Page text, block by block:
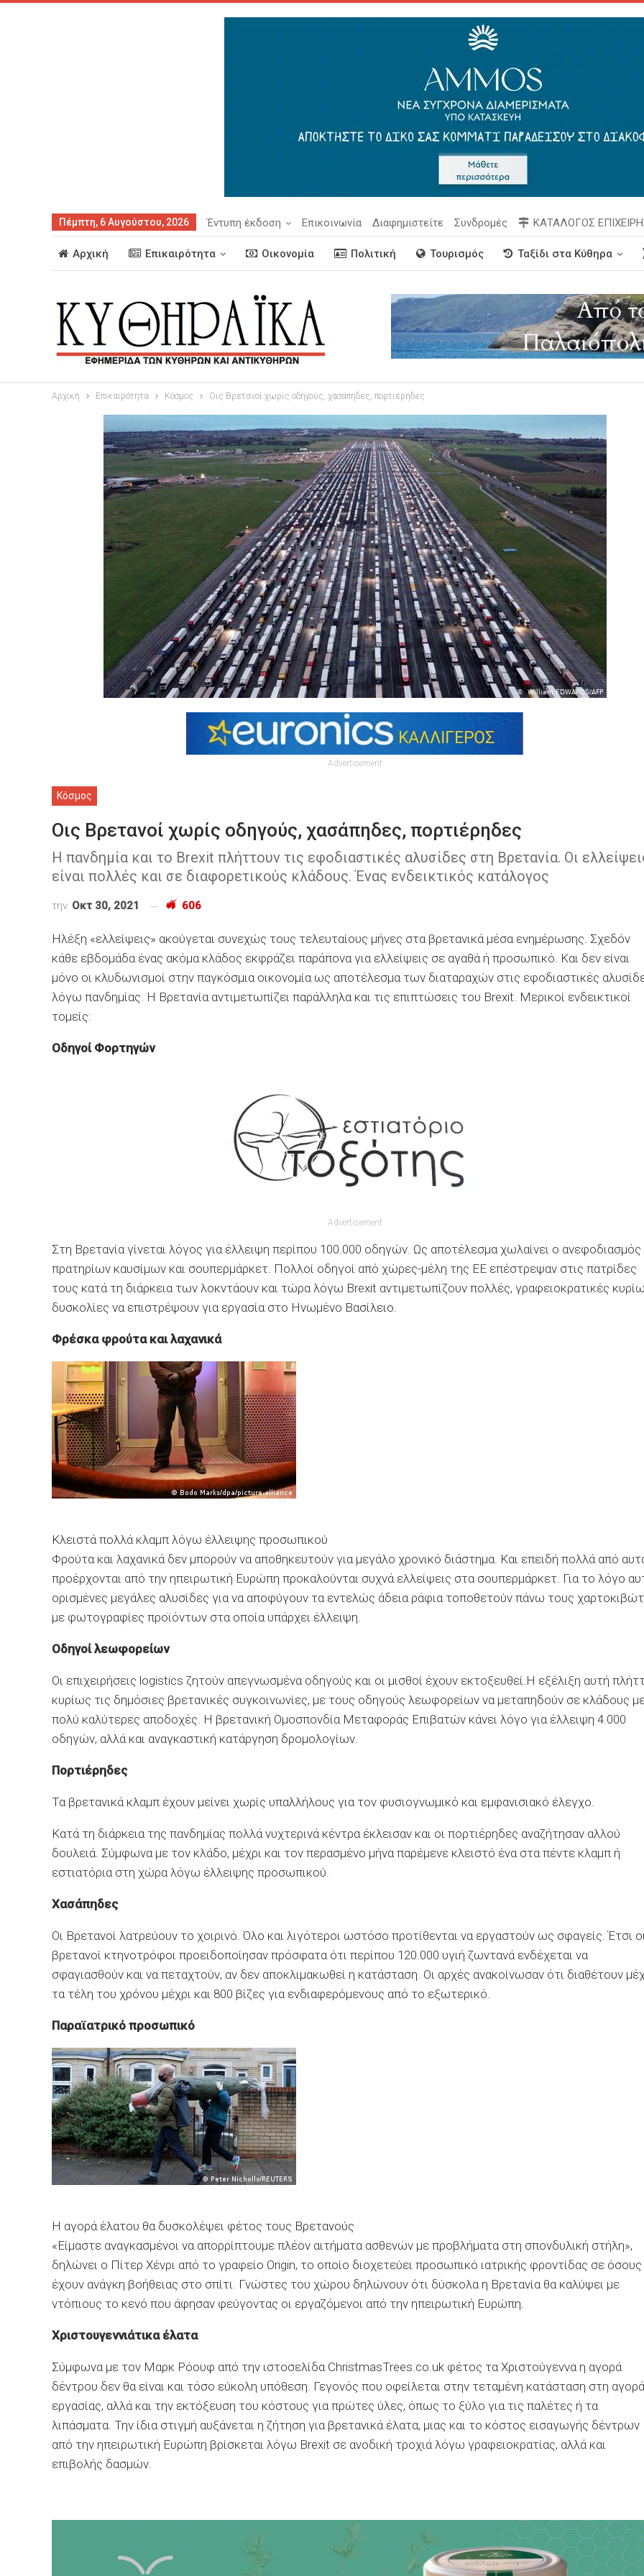
Πέμπτη, 6 Αυγούστου, 2026 Έντυπη έκδοση Επικοινωνία Διαφημιστείτε Συνδρομές ΚΑΤΑΛΟΓΟΣ
Αρχική Επικαιρότητα Οικονομία Πολιτική Τουρισμός Ταξίδι στα Κύθηρα
Αρχική Επικαιρότητα Κόσμος Οις Βρετανοί χωρίς οδηγούς, χασάπηδες, πορτιέρηδες
Advertisement
Κόσμος
Οις Βρετανοί χωρίς οδηγούς, χασάπηδες, πορτιέρηδες
Η πανδημία και το Brexit πλήττουν τις εφοδιαστικές αλυσίδες στη Βρετανία. Οι
είναι πολλές και σε διαφορετικούς κλάδους. Ένας ενδεικτικός κατάλογος
την Οκτ 30, 2021 606
Ηλέξη «ελλείψεις» ακούγεται συνεχώς τους τελευταίους μήνες στα βρετανικά μέσα ενημέρωσης. Σχεδόν
κάθε εβδομάδα ένας ακόμα κλάδος εκφράζει παράπονα για ελλείψεις σε αγαθά ή προσωπικό. Και δεν είναι
μόνο οι κλυδωνισμοί στην παγκόσμια οικονομία ως αποτέλεσμα των διαταραχών στις εφοδιαστικές
λόγω πανδημίας. Η Βρετανία αντιμετωπίζει παράλληλα και τις επιπτώσεις του Brexit. Μερικοί ενδεικτικοί
τομείς:
Οδηγοί Φορτηγών
Advertisement
Στη Βρετανία γίνεται λόγος για έλλειψη περίπου 100.000 οδηγών. Ως αποτέλεσμα χωλαίνει ο ανεφοδιασμός
πρατηρίων καυσίμων και σουπερμάρκετ. Πολλοί οδηγοί από χώρες-μέλη της ΕΕ επέστρεψαν στις πατρίδες
τους κατά τη διάρκεια των λοκντάουν και τώρα λόγω Brexit αντιμετωπίζουν πολλές, γραφειοκρατικές
δυσκολίες να επιστρέψουν για εργασία στο Ηνωμένο Βασίλειο.
Φρέσκα φρούτα και λαχανικά
Κλειστά πολλά κλαμπ λόγω έλλειψης προσωπικού
Φρούτα και λαχανικά δεν μπορούν να αποθηκευτούν για μεγάλο χρονικό διάστημα. Και επειδή πολλά από
προέρχονται από την ηπειρωτική Ευρώπη προκαλούνται συχνά ελλείψεις στα σουπερμάρκετ. Για το λόγο
ορισμένες μεγάλες αλυσίδες για να αποφύγουν τα εντελώς άδεια ράφια τοποθετούν πάνω τους
με φωτογραφίες προϊόντων στα οποία υπάρχει έλλειψη.
Οδηγοί λεωφορείων
Οι επιχειρήσεις logistics ζητούν απεγνωσμένα οδηγούς και οι μισθοί έχουν εκτοξευθεί.Η εξέλιξη αυτή
κυρίως τις δημόσιες βρετανικές συγκοινωνίες, με τους οδηγούς λεωφορείων να μεταπηδούν σε κλάδους
πολύ καλύτερες αποδοχές. Η βρετανική Ομοσπονδία Μεταφοράς Επιβατών κάνει λόγο για έλλειψη 4.000
οδηγών, αλλά και αναγκαστική κατάργηση δρομολογίων.
Πορτιέρηδες
Τα βρετανικά κλαμπ έχουν μείνει χωρίς υπαλλήλους για τον φυσιογνωμικό και εμφανισιακό έλεγχο.
Κατά τη διάρκεια της πανδημίας πολλά νυχτερινά κέντρα έκλεισαν και οι πορτιέρηδες αναζήτησαν αλλού
δουλειά. Σύμφωνα με τον κλάδο, μέχρι και τον περασμένο μήνα παρέμενε κλειστό ένα στα πέντε κλαμπ ή
εστιατόρια στη χώρα λόγω έλλειψης προσωπικού.
Χασάπηδες
Οι Βρετανοί λατρεύουν το χοιρινό. Όλο και λιγότεροι ωστόσο προτίθενται να εργαστούν ως σφαγείς. Έτσι
βρετανοί κτηνοτρόφοι προειδοποίησαν πρόσφατα ότι περίπου 120.000 υγιή ζωντανά ενδέχεται να
σφαγιασθούν και να πεταχτούν, αν δεν αποκλιμακωθεί η κατάσταση. Οι αρχές ανακοίνωσαν ότι διαθέτουν
τα τέλη του χρόνου μέχρι και 800 βίζες για ενδιαφερόμενους από το εξωτερικό.
Παραϊατρικό προσωπικό
Η αγορά έλατου θα δυσκολέψει φέτος τους Βρετανούς
«Είμαστε αναγκασμένοι να απορρίπτουμε πλέον αιτήματα ασθενών με προβλήματα στη σπονδυλική στήλη»,
δηλώνει ο Πίτερ Χένρι από το γραφείο Origin, το οποίο διοχετεύει προσωπικό ιατρικής φροντίδας σε όσους
έχουν ανάγκη βοήθειας στο σπίτι. Γνώστες του χώρου δηλώνουν ότι δύσκολα η Βρετανία θα καλύψει με
ντόπιους το κενό που άφησαν φεύγοντας οι εργαζόμενοι από την ηπειρωτική Ευρώπη.
Χριστουγεννιάτικα έλατα
Σύμφωνα με τον Μαρκ Ρόουφ από την ιστοσελίδα ChristmasTrees.co.uk φέτος τα Χριστούγεννα η αγορά
δέντρου δεν θα είναι και τόσο εύκολη υπόθεση. Γεγονός που οφείλεται στην τεταμένη κατάσταση στη αγορά
εργασίας, αλλά και την εκτόξευση του κόστους για πρώτες ύλες, όπως το ξύλο για τις παλέτες ή τα
λιπάσματα. Την ίδια στιγμή αυξάνεται η ζήτηση για βρετανικά έλατα, μιας και το κόστος εισαγωγής δέντρων
από την ηπειρωτική Ευρώπη βρίσκεται λόγω Brexit σε ανοδική τροχιά λόγω γραφειοκρατίας, αλλά και
επιβολής δασμών.